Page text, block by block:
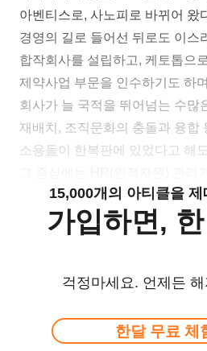
아벤티스로, 사노피로 바뀌어 왔
경영의 길로 들어선 뒤로도 이스
합작회사를 설립하고, 케토톱으
제약사업 부문을 인수하기도 하
회사가 늘 국적을 뛰어넘는 수많
재배치, 조직문화의 충돌과 융합
소용돌이 한복판에 있었다고 해
15,000개의 아티클을 제
가입하면,
걱정마세요. 언제든
한달 무료 체